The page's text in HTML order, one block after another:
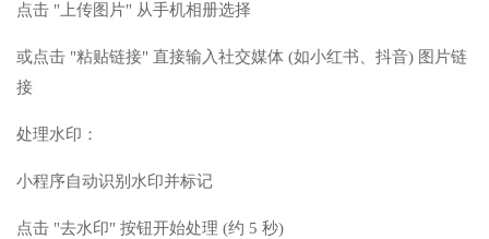
点击 "上传图片" 从手机相册选择
或点击 "粘贴链接" 直接输入社交媒体 (如小红书、抖音) 图片链
接
处理水印：
小程序自动识别水印并标记
点击 "去水印" 按钮开始处理 (约 5 秒)